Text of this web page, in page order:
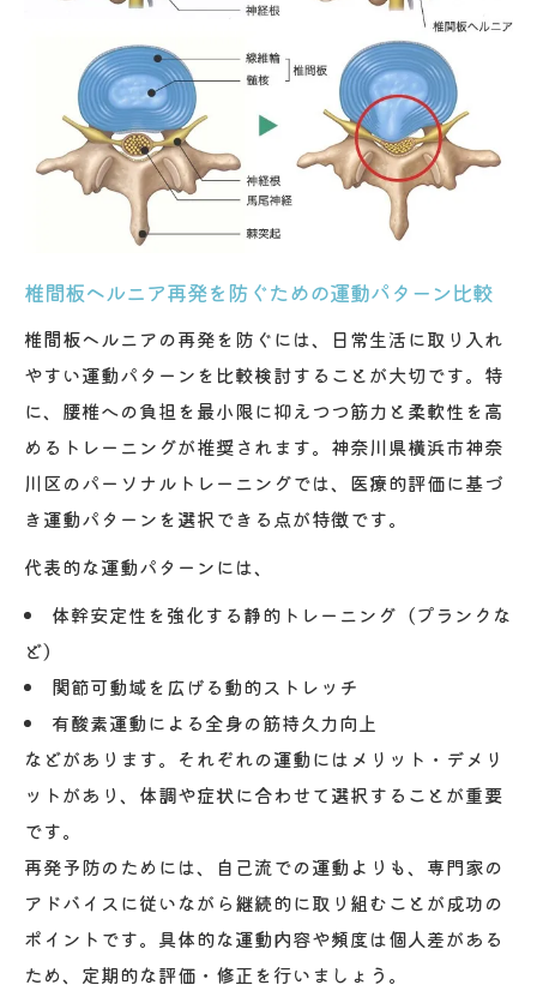
椎間板ヘルニア再発を防ぐための運動パターン比較
椎間板ヘルニアの再発を防ぐには、日常生活に取り入れ
やすい運動パターンを比較検討することが大切です。特
に、腰椎への負担を最小限に抑えつつ筋力と柔軟性を高
めるトレーニングが推奨されます。神奈川県横浜市神奈
川区のパーソナルトレーニングでは、医療的評価に基づ
き運動パターンを選択できる点が特徴です。
代表的な運動パターンには、
体幹安定性を強化する静的トレーニング（プランクな
ど）
関節可動域を広げる動的ストレッチ
有酸素運動による全身の筋持久力向上
などがあります。それぞれの運動にはメリット・デメリ
ットがあり、体調や症状に合わせて選択することが重要
です。
再発予防のためには、自己流での運動よりも、専門家の
アドバイスに従いながら継続的に取り組むことが成功の
ポイントです。具体的な運動内容や頻度は個人差がある
ため、定期的な評価・修正を行いましょう。